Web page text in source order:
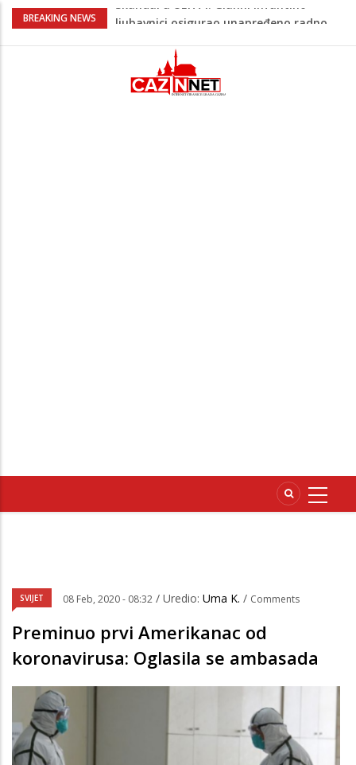
BREAKING NEWS
Kuhar otkrio kako pripremiti jaja
Stvari koje su djeca 80-ih radila bez
pitanja, a danas moraju tražiti
dopuštenje
SVIJET 08 Feb, 2020 - 08:32 / Uredio: Uma K. / Comments
Preminuo prvi Amerikanac od
koronavirusa: Oglasila se ambasada